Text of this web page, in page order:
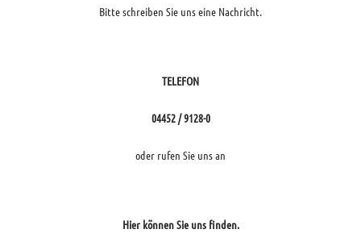
Bitte schreiben Sie uns eine Nachricht.
TELEFON
04452 / 9128-0
oder rufen Sie uns an
Hier können Sie uns finden.